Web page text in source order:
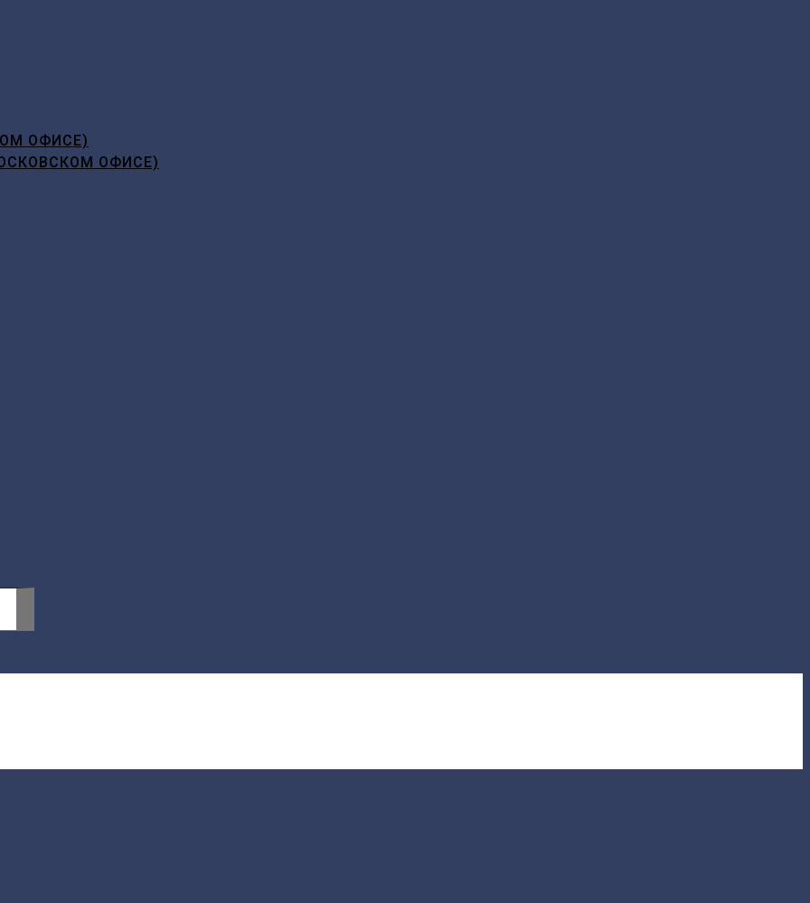
ОФИСЕ)
ОФИСЕ)